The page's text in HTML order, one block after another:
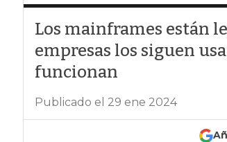
Los mainframes están
empresas los siguen
funcionan
Publicado el 29 ene 2024